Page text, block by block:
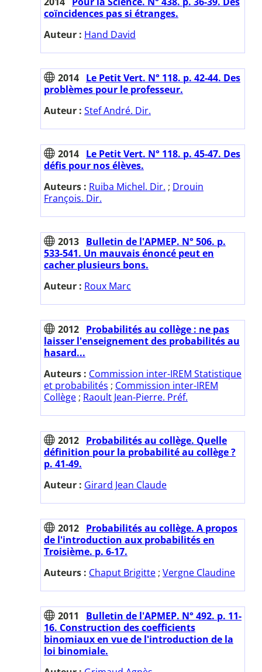
coïncidences pas si étranges.
Auteur : Hand David
2014 Le Petit Vert. N° 118. p. 42-44. Des
problèmes pour le professeur.
Auteur : Stef André. Dir.
2014 Le Petit Vert. N° 118. p. 45-47. Des
défis pour nos élèves.
Auteurs : Ruiba Michel. Dir. ; Drouin
François. Dir.
2013 Bulletin de l'APMEP. N° 506. p.
533-541. Un mauvais énoncé peut en
cacher plusieurs bons.
Auteur : Roux Marc
2012 Probabilités au collège : ne pas
laisser l'enseignement des probabilités au
hasard...
Auteurs : Commission inter-IREM Statistique
et probabilités ; Commission inter-IREM
Collège ; Raoult Jean-Pierre. Préf.
2012 Probabilités au collège. Quelle
définition pour la probabilité au collège ?
p. 41-49.
Auteur : Girard Jean Claude
2012 Probabilités au collège. A propos
de l'introduction aux probabilités en
Troisième. p. 6-17.
Auteurs : Chaput Brigitte ; Vergne Claudine
2011
Bulletin de l'APMEP. N° 492. p. 11-
16. Construction des coefficients
binomiaux en vue de l'introduction de la
loi binomiale.